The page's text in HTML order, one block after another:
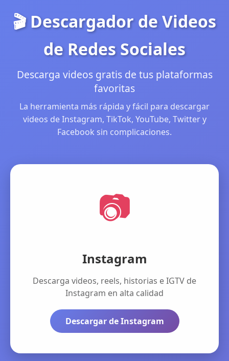
🎬 Descargador de Videos
de Redes Sociales
Descarga videos gratis de tus plataformas
favoritas
La herramienta más rápida y fácil para descargar
videos de Instagram, TikTok, YouTube, Twitter y
Facebook sin complicaciones.
📷
Instagram
Descarga videos, reels, historias e IGTV de
Instagram en alta calidad
Descargar de Instagram